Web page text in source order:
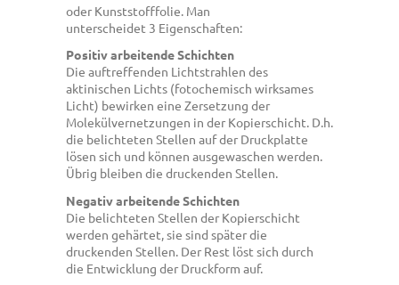
oder Kunststofffolie. Man
unterscheidet 3 Eigenschaften:
Positiv arbeitende Schichten
Die auftreffenden Lichtstrahlen des
aktinischen Lichts (fotochemisch wirksames
Licht) bewirken eine Zersetzung der
Molekülvernetzungen in der Kopierschicht. D.h.
die belichteten Stellen auf der Druckplatte
lösen sich und können ausgewaschen werden.
Übrig bleiben die druckenden Stellen.
Negativ arbeitende Schichten
Die belichteten Stellen der Kopierschicht
werden gehärtet, sie sind später die
druckenden Stellen. Der Rest löst sich durch
die Entwicklung der Druckform auf.